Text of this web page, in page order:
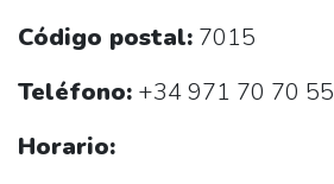
Código postal: 7015
Teléfono: +34 971 70 70 55
Horario: